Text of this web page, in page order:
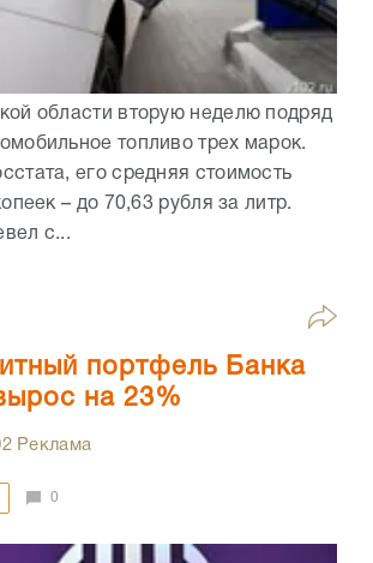
области вторую неделю подряд
топливо трех марок.
его средняя стоимость
– до 70,63 рубля за литр.
с...
портфель Банка
на 23%
Реклама
0